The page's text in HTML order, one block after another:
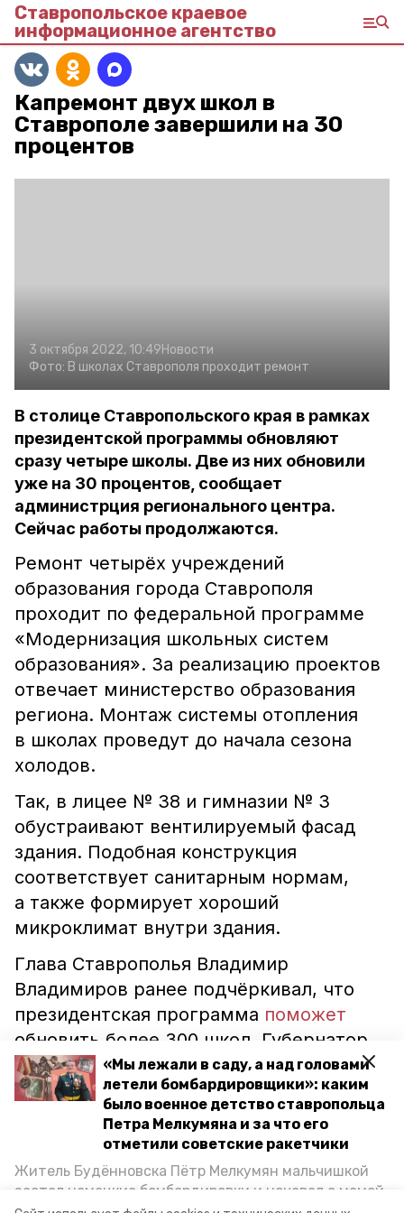
«Мы лежали в саду, а над головами
летели бомбардировщики»: каким
было военное детство ставропольца
Петра Мелкумяна и за что его
отметили советские ракетчики
Житель Будённовска Пётр Мелкумян мальчишкой
застал немецкие бомбардировки и ночевал с мамой
Ставропольское краевое
информационное агентство
Капремонт двух школ в
Ставрополе завершили на 30
процентов
3 октября 2022, 10:49Новости
Фото: В школах Ставрополя проходит ремонт
В столице Ставропольского края в рамках
президентской программы обновляют
сразу четыре школы. Две из них обновили
уже на 30 процентов, сообщает
администрция регионального центра.
Сейчас работы продолжаются.
Ремонт четырёх учреждений
образования города Ставрополя
проходит по федеральной программе
«Модернизация школьных систем
образования». За реализацию проектов
отвечает министерство образования
региона. Монтаж системы отопления
в школах проведут до начала сезона
холодов.
Так, в лицее № 38 и гимназии № 3
обустраивают вентилируемый фасад
здания. Подобная конструкция
соответствует санитарным нормам,
а также формирует хороший
микроклимат внутри здания.
Глава Ставрополья Владимир
Владимиров ранее подчёркивал, что
президентская программа поможет
обновить более 300 школ. Губернатор
лично контролирует проведение работ.
ставропольский край